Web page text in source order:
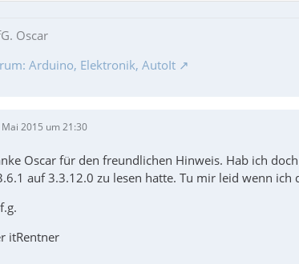
Oscar
Arduino, Elektronik, AutoIt
Mai 2015 um 21:30
Oscar für den freundlichen Hinweis. Hab ich
auf 3.3.12.0 zu lesen hatte. Tu mir leid wenn
itRentner